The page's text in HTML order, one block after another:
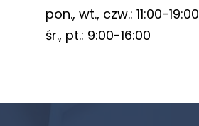
pon., wt., czw.: 11:00-19:00
śr., pt.: 9:00-16:00